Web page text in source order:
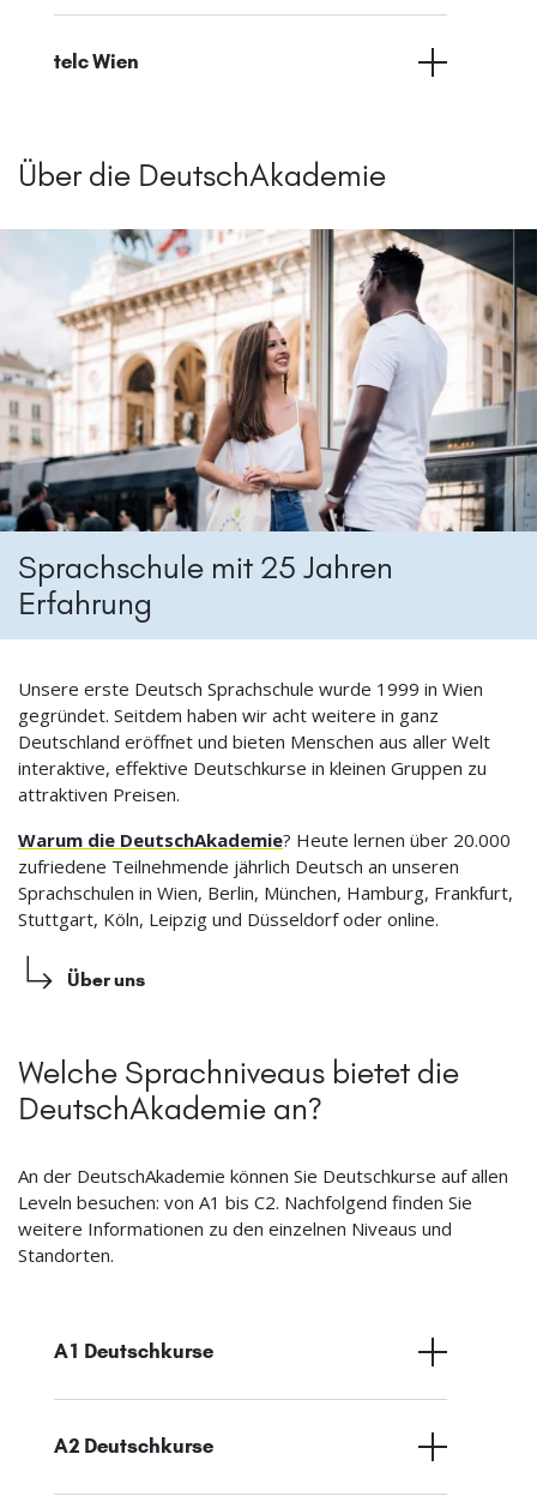
telc Wien
Über die DeutschAkademie
Sprachschule mit 25 Jahren
Erfahrung
Unsere erste Deutsch Sprachschule wurde 1999 in Wien
gegründet. Seitdem haben wir acht weitere in ganz
Deutschland eröffnet und bieten Menschen aus aller Welt
interaktive, effektive Deutschkurse in kleinen Gruppen zu
attraktiven Preisen.
Warum die DeutschAkademie? Heute lernen über 20.000
zufriedene Teilnehmende jährlich Deutsch an unseren
Sprachschulen in Wien, Berlin, München, Hamburg, Frankfurt,
Stuttgart, Köln, Leipzig und Düsseldorf oder online.
Über uns
Welche Sprachniveaus bietet die
DeutschAkademie an?
An der DeutschAkademie können Sie Deutschkurse auf allen
Leveln besuchen: von A1 bis C2. Nachfolgend finden Sie
weitere Informationen zu den einzelnen Niveaus und
Standorten.
A1 Deutschkurse
A2 Deutschkurse